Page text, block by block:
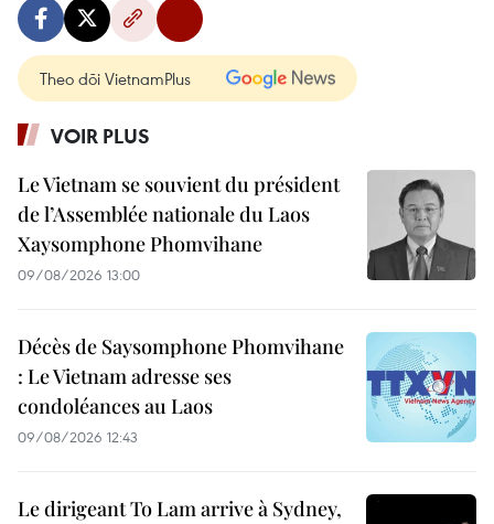
Theo dõi VietnamPlus
VOIR PLUS
Le Vietnam se souvient du président
de l’Assemblée nationale du Laos
Xaysomphone Phomvihane
09/08/2026 13:00
Décès de Saysomphone Phomvihane
: Le Vietnam adresse ses
condoléances au Laos
09/08/2026 12:43
Le dirigeant To Lam arrive à Sydney,